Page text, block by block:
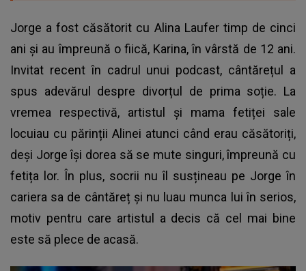
Jorge a fost căsătorit cu Alina Laufer timp de cinci
ani și au împreună o fiică, Karina, în vârstă de 12 ani.
Invitat recent în cadrul unui podcast, cântărețul a
spus adevărul despre divorțul de prima soție. La
vremea respectivă, artistul și mama fetiței sale
locuiau cu părinții Alinei atunci când erau căsătoriți,
deși Jorge își dorea să se mute singuri, împreună cu
fetița lor. În plus, socrii nu îl susțineau pe Jorge în
cariera sa de cântăreț și nu luau munca lui în serios,
motiv pentru care artistul a decis că cel mai bine
este să plece de acasă.